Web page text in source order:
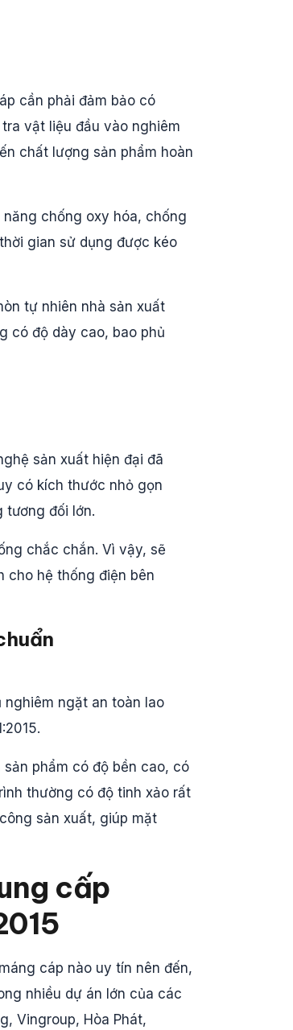
cần phải đảm bảo có
vật liệu đầu vào nghiêm
chất lượng sản phẩm hoàn
chống oxy hóa, chống
gian sử dụng được kéo
tự nhiên nhà sản xuất
có độ dày cao, bao phủ
sản xuất hiện đại đã
có kích thước nhỏ gọn
tương đối lớn.
chắc chắn. Vì vậy, sẽ
cho hệ thống điện bên
ngặt an toàn lao
phẩm có độ bền cao, có
thường có độ tinh xảo rất
sản xuất, giúp mặt
cấp
cáp nào uy tín nên đến,
nhiều dự án lớn của các
Vingroup, Hòa Phát,